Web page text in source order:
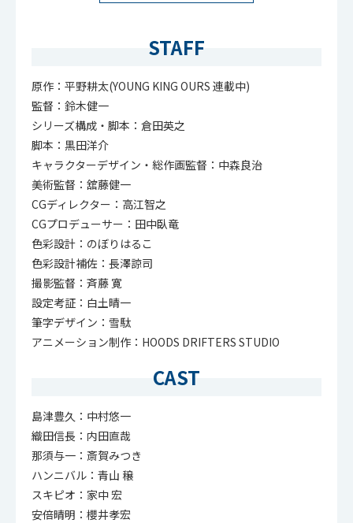
STAFF
原作：平野耕太(YOUNG KING OURS 連載中)
監督：鈴木健一
シリーズ構成・脚本：倉田英之
脚本：黒田洋介
キャラクターデザイン・総作画監督：中森良治
美術監督：舘藤健一
CGディレクター：高江智之
CGプロデューサー：田中臥竜
色彩設計：のぼりはるこ
色彩設計補佐：長澤諒司
撮影監督：斉藤 寛
設定考証：白土晴一
筆字デザイン：雪駄
アニメーション制作：HOODS DRIFTERS STUDIO
CAST
島津豊久：中村悠一
織田信長：内田直哉
那須与一：斎賀みつき
ハンニバル：青山 穣
スキピオ：家中 宏
安倍晴明：櫻井孝宏